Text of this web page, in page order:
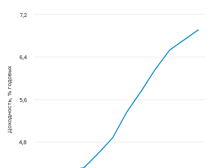
Доходность, % годовых
4,8
5,6
6,4
7,2